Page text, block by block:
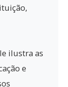
ilustra as
e